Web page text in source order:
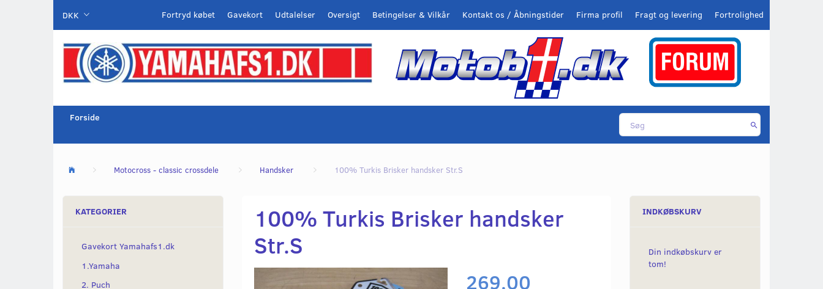
DKK Fortrolighed
Fragt og levering
Firma profil
Kontakt os / Åbningstider
Betingelser & Vilkår
Oversigt
Udtalelser
Gavekort
Fortryd købet
Forside
Motocross - classic crossdele Handsker 100% Turkis Brisker handsker Str.S
KATEGORIER
Gavekort Yamahafs1.dk
1.Yamaha
2. Puch
100% Turkis Brisker handsker
Str.S
269,00
INDKØBSKURV
Din indkøbskurv er
tom!